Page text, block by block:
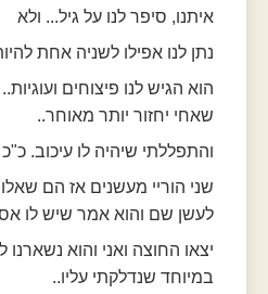
איתנו, סיפר לנו על גיל... ולא
נתן לנו אפילו לשניה אחת
הוא הגיש לנו פיצוחים
שאחי יחזור יותר מאוחר..
והתפללתי שיהיה לו עיכוב.
שני הוריי מעשנים אז הם
לעשן שם והוא אמר שיש לו
יצאו החוצה ואני והוא
במיוחד שנדלקתי עליו..